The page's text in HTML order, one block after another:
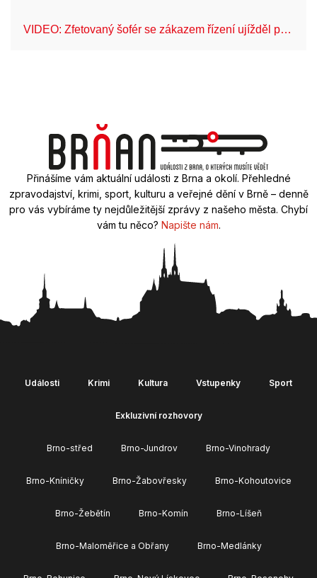
VIDEO: Zfetovaný šofér se zákazem řízení ujížděl p…
Přinášíme vám aktuální události z Brna a okolí. Přehledné
zpravodajství, krimi, sport, kulturu a veřejné dění v Brně – denně
pro vás vybíráme ty nejdůležitější zprávy z našeho města. Chybí
vám tu něco? Napište nám.
Události Krimi Kultura Vstupenky Sport
Exkluzivní rozhovory
Brno-střed Brno-Jundrov Brno-Vinohrady
Brno-Kníničky Brno-Žabovřesky Brno-Kohoutovice
Brno-Žebětín Brno-Komín Brno-Líšeň
Brno-Maloměřice a Obřany Brno-Medlánky